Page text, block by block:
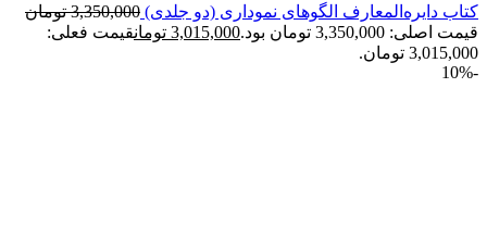
کتاب دايره‌المعارف الگوهای نموداری (دو جلدی) 3,350,000 تومان
قیمت اصلی: 3,350,000 تومان بود.
3,015,000 تومانقیمت فعلی:
3,015,000 تومان.
-10%